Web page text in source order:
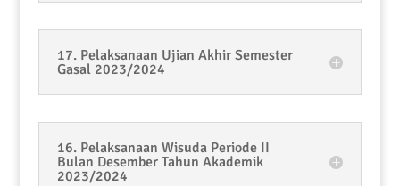
17. Pelaksanaan Ujian Akhir Semester
Gasal 2023/2024
16. Pelaksanaan Wisuda Periode II
Bulan Desember Tahun Akademik
2023/2024